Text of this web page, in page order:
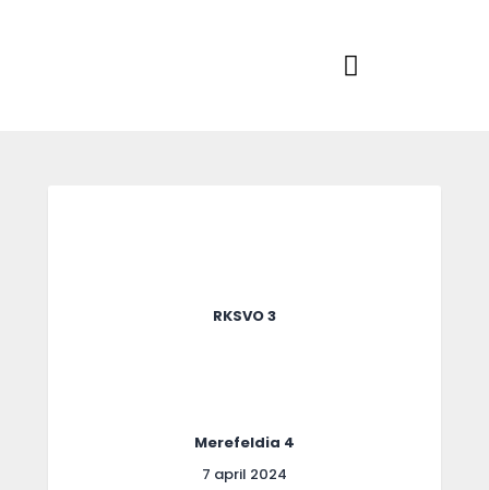
RKSVO 3
Merefeldia 4
7 april 2024